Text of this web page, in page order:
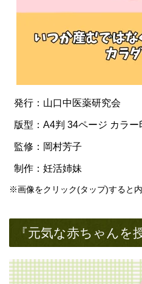
発行：山口中医薬研究会
版型：A4判 34ページ カラー
監修：岡村芳子
制作：妊活姉妹
※画像をクリック(タップ)すると
『元気な赤ちゃんを